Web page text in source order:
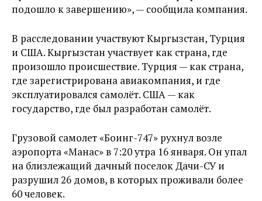
подошло к завершению», — сообщила компания.
В расследовании участвуют Кыргызстан, Турция
и США. Кыргызстан участвует как страна, где
произошло происшествие. Турция — как страна,
где зарегистрирована авиакомпания, и где
эксплуатировался самолёт. США — как
государство, где был разработан самолёт.
Грузовой самолет «Боинг-747» рухнул возле
аэропорта «Манас» в 7:20 утра 16 января. Он упал
на близлежащий дачный поселок Дачи-СУ и
разрушил 26 домов, в которых проживали более
60 человек.